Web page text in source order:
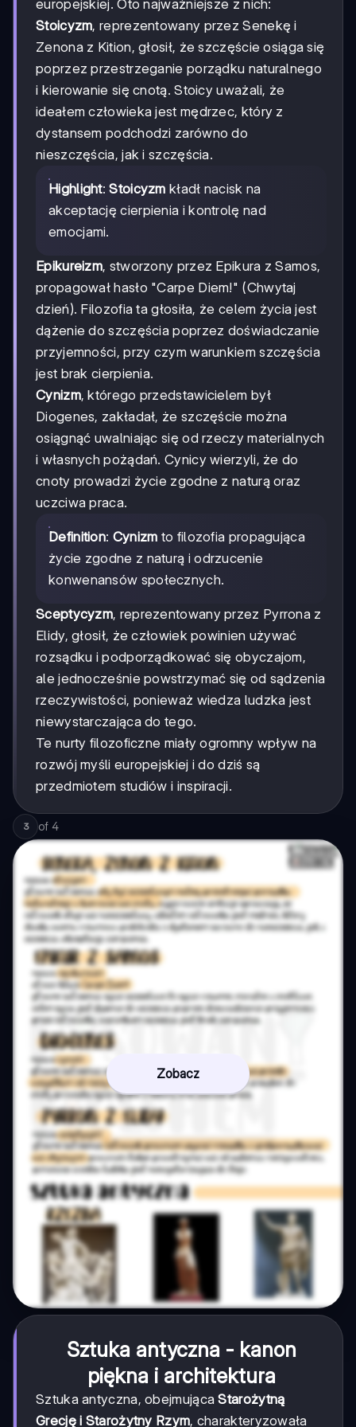
europejskiej. Oto najważniejsze z nich:
Stoicyzm, reprezentowany przez Senekę i
Zenona z Kition, głosił, że szczęście osiąga się
poprzez przestrzeganie porządku naturalnego
i kierowanie się cnotą. Stoicy uważali, że
ideałem człowieka jest mędrzec, który z
dystansem podchodzi zarówno do
nieszczęścia, jak i szczęścia.
Highlight:Stoicyzm kładł nacisk na
akceptację cierpienia i kontrolę nad
emocjami.
Epikureizm, stworzony przez Epikura z Samos,
propagował hasło "Carpe Diem!" (Chwytaj
dzień). Filozofia ta głosiła, że celem życia jest
dążenie do szczęścia poprzez doświadczanie
przyjemności, przy czym warunkiem szczęścia
jest brak cierpienia.
Cynizm, którego przedstawicielem był
Diogenes, zakładał, że szczęście można
osiągnąć uwalniając się od rzeczy materialnych
i własnych pożądań. Cynicy wierzyli, że do
cnoty prowadzi życie zgodne z naturą oraz
uczciwa praca.
Definition: Cynizm to filozofia propagująca
życie zgodne z naturą i odrzucenie
konwenansów społecznych.
Sceptycyzm, reprezentowany przez Pyrrona z
Elidy, głosił, że człowiek powinien używać
rozsądku i podporządkować się obyczajom,
ale jednocześnie powstrzymać się od sądzenia
rzeczywistości, ponieważ wiedza ludzka jest
niewystarczająca do tego.
Te nurty filozoficzne miały ogromny wpływ na
rozwój myśli europejskiej i do dziś są
przedmiotem studiów i inspiracji.
3 of 4
Zobacz
Sztuka antyczna - kanon
piękna i architektura
Sztuka antyczna, obejmującaStarożytną
Grecję i Starożytny Rzym, charakteryzowała